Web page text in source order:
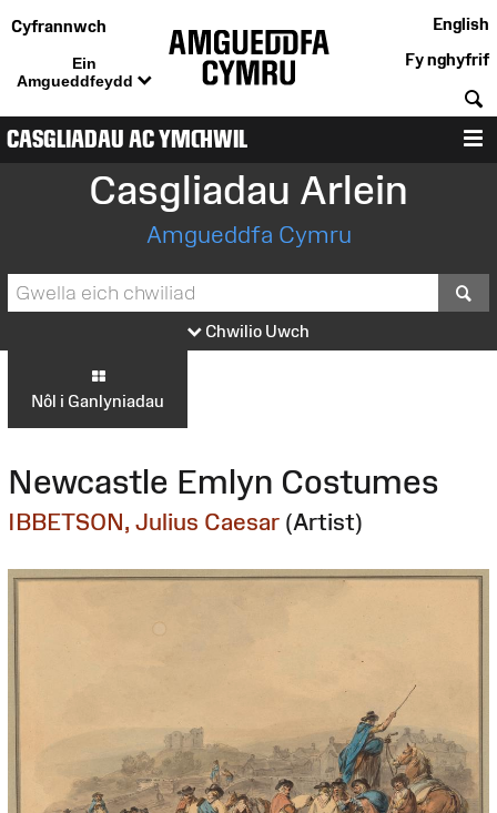
Cyfrannwch
Ein
Amgueddfeydd
English
Fy nghyfrif
CASGLIADAU AC YMCHWIL
Casgliadau Arlein
Amgueddfa Cymru
Chwilio Uwch
Nôl i Ganlyniadau
Newcastle Emlyn Costumes
IBBETSON, Julius Caesar (Artist)